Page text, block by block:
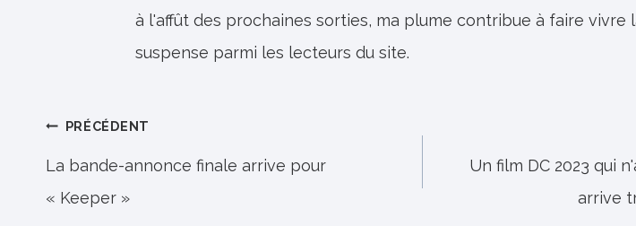
à l'affût des prochaines sorties, ma plume contribue à faire vivre
suspense parmi les lecteurs du site.
Navigation
de
l’article
PRÉCÉDENT
La bande-annonce finale arrive pour
« Keeper »
Un film DC 2023 qui
arrive